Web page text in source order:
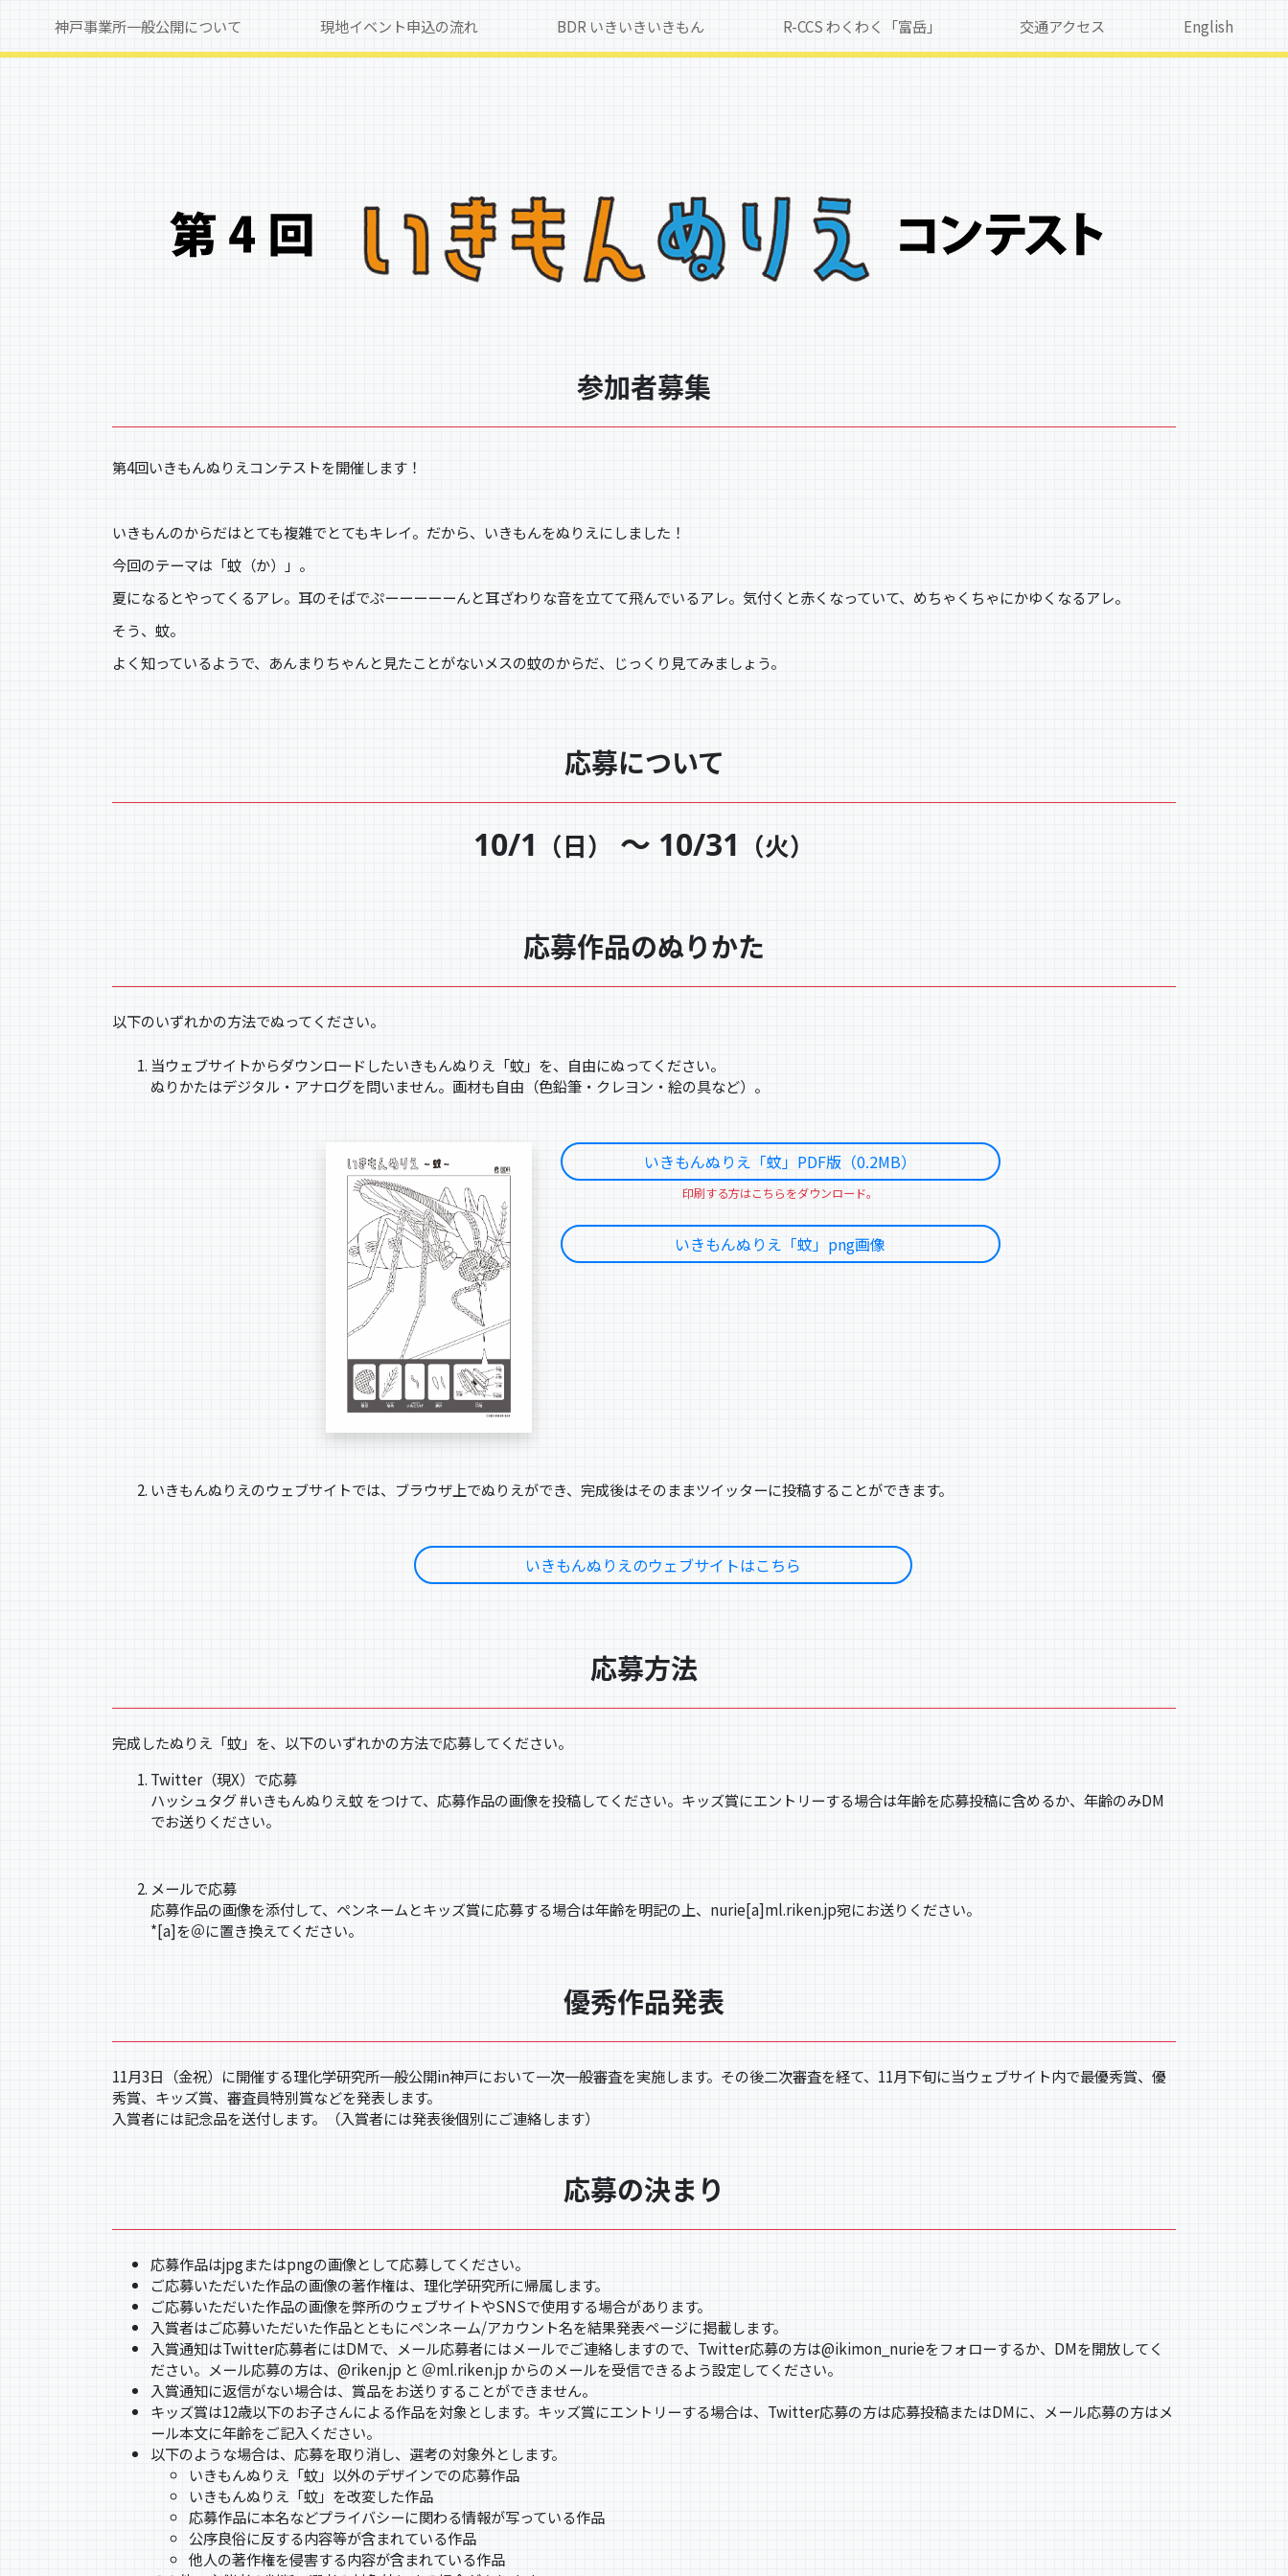
神戸事業所一般公開について 現地イベント申込の流れ BDR いきいきいきもん R-CCS わくわく「富岳」 交通アクセス English
参加者募集
第4回いきもんぬりえコンテストを開催します！
いきもんのからだはとても複雑でとてもキレイ。だから、いきもんをぬりえにしました！
今回のテーマは「蚊（か）」。
夏になるとやってくるアレ。耳のそばでぷーーーーーんと耳ざわりな音を立てて飛んでいるアレ。気付くと赤くなっていて、めちゃくちゃにかゆくなるアレ。
そう、蚊。
よく知っているようで、あんまりちゃんと見たことがないメスの蚊のからだ、じっくり見てみましょう。
応募について
10/1 （日） ～ 10/31 （火）
応募作品のぬりかた
以下のいずれかの方法でぬってください。
当ウェブサイトからダウンロードしたいきもんぬりえ「蚊」を、自由にぬってください。
ぬりかたはデジタル・アナログを問いません。画材も自由（色鉛筆・クレヨン・絵の具など）。
いきもんぬりえ「蚊」PDF版（0.2MB）
印刷する方はこちらをダウンロード。
いきもんぬりえ「蚊」png画像
いきもんぬりえのウェブサイトでは、ブラウザ上でぬりえができ、完成後はそのままツイッターに投稿することができます。
いきもんぬりえのウェブサイトはこちら
応募方法
完成したぬりえ「蚊」を、以下のいずれかの方法で応募してください。
Twitter（現X）で応募
ハッシュタグ #いきもんぬりえ蚊 をつけて、応募作品の画像を投稿してください。キッズ賞にエントリーする場合は年齢を応募投稿に含めるか、年齢のみDM
でお送りください。
メールで応募
応募作品の画像を添付して、ペンネームとキッズ賞に応募する場合は年齢を明記の上、nurie[a]ml.riken.jp宛にお送りください。
*[a]を＠に置き換えてください。
優秀作品発表
11月3日（金祝）に開催する理化学研究所一般公開in神戸において一次一般審査を実施します。その後二次審査を経て、11月下旬に当ウェブサイト内で最優秀賞、優
秀賞、キッズ賞、審査員特別賞などを発表します。
入賞者には記念品を送付します。（入賞者には発表後個別にご連絡します）
応募の決まり
応募作品はjpgまたはpngの画像として応募してください。
ご応募いただいた作品の画像の著作権は、理化学研究所に帰属します。
ご応募いただいた作品の画像を弊所のウェブサイトやSNSで使用する場合があります。
入賞者はご応募いただいた作品とともにペンネーム/アカウント名を結果発表ページに掲載します。
入賞通知はTwitter応募者にはDMで、メール応募者にはメールでご連絡しますので、Twitter応募の方は@ikimon_nurieをフォローするか、DMを開放してく
ださい。メール応募の方は、@riken.jp と ＠ml.riken.jp からのメールを受信できるよう設定してください。
入賞通知に返信がない場合は、賞品をお送りすることができません。
キッズ賞は12歳以下のお子さんによる作品を対象とします。キッズ賞にエントリーする場合は、Twitter応募の方は応募投稿またはDMに、メール応募の方はメ
ール本文に年齢をご記入ください。
以下のような場合は、応募を取り消し、選考の対象外とします。
いきもんぬりえ「蚊」以外のデザインでの応募作品
いきもんぬりえ「蚊」を改変した作品
応募作品に本名などプライバシーに関わる情報が写っている作品
公序良俗に反する内容等が含まれている作品
他人の著作権を侵害する内容が含まれている作品